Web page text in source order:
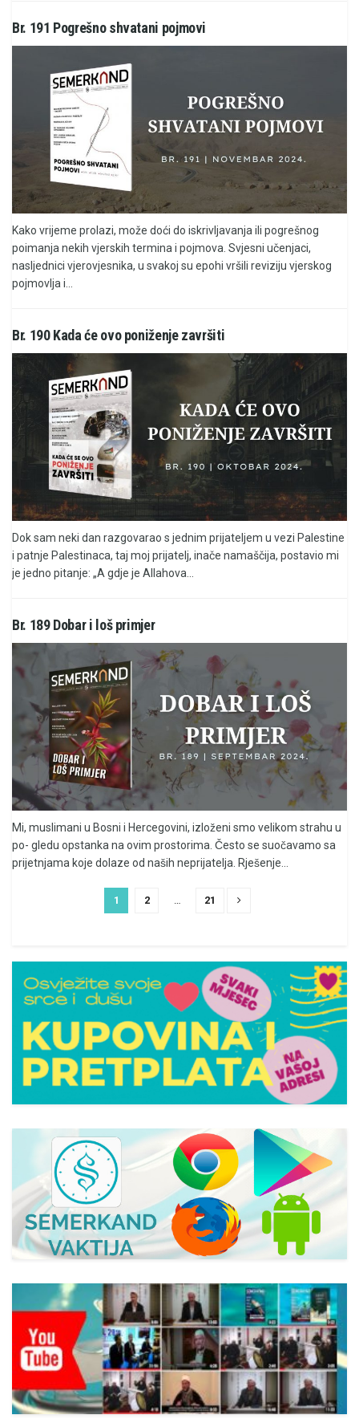
Br. 191 Pogrešno shvatani pojmovi
Kako vrijeme prolazi, može doći do iskrivljavanja ili pogrešnog
poimanja nekih vjerskih termina i pojmova. Svjesni učenjaci,
nasljednici vjerovjesnika, u svakoj su epohi vršili reviziju vjerskog
pojmovlja i...
Br. 190 Kada će ovo poniženje završiti
Dok sam neki dan razgovarao s jednim prijateljem u vezi Palestine
i patnje Palestinaca, taj moj prijatelj, inače namaščija, postavio mi
je jedno pitanje: „A gdje je Allahova...
Br. 189 Dobar i loš primjer
Mi, muslimani u Bosni i Hercegovini, izloženi smo velikom strahu u
po- gledu opstanka na ovim prostorima. Često se suočavamo sa
prijetnjama koje dolaze od naših neprijatelja. Rješenje...
1 2 21